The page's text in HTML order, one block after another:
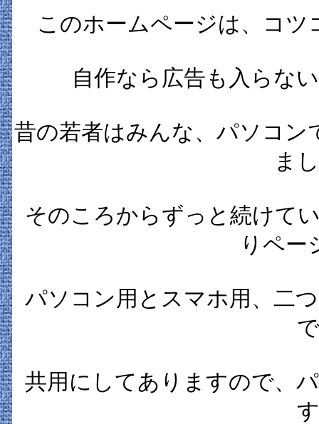
このホームページは、コ
自作なら広告も入らな
昔の若者はみんな、パソコ
ま
そのころからずっと続けて
りペー
パソコン用とスマホ用、二
共用にしてありますので、